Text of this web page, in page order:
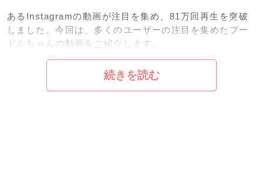
あるInstagramの動画が注目を集め、81万回再生を突破
しました。今回は、多くのユーザーの注目を集めたプー
ドルちゃんの動画をご紹介します。
続きを読む